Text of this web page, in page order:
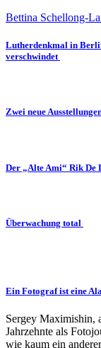
Bettina Schellong-
Lutherdenkmal in
verschwindet
Zwei neue
Der „Alte Ami“ Rik De
Überwachung total
Ein Fotograf ist eine
Sergey Maximishin,
Jahrzehnte als
wie kaum ein